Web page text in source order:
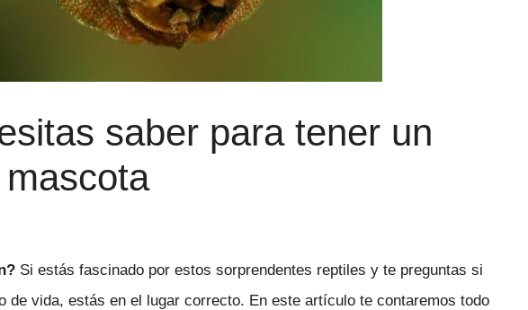
saber para tener un
Si estás fascinado por estos sorprendentes reptiles y te preguntas si
de vida, estás en el lugar correcto. En este artículo te contaremos todo